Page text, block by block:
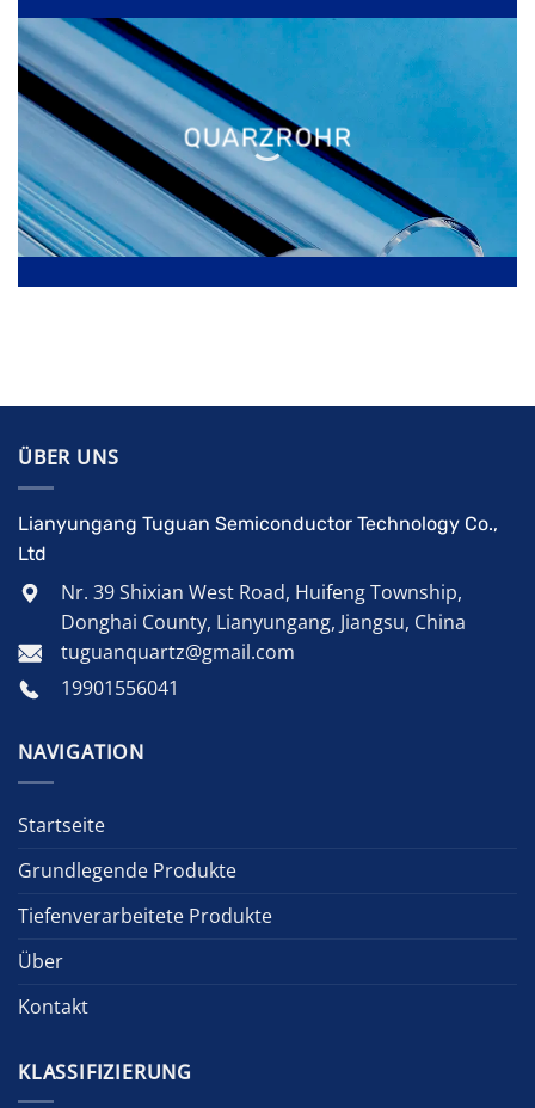
QUARZROHR
ÜBER UNS
Lianyungang Tuguan Semiconductor Technology Co.,
Ltd
Nr. 39 Shixian West Road, Huifeng Township,
Donghai County, Lianyungang, Jiangsu, China
tuguanquartz@gmail.com
19901556041
NAVIGATION
Startseite
Grundlegende Produkte
Tiefenverarbeitete Produkte
Über
Kontakt
KLASSIFIZIERUNG